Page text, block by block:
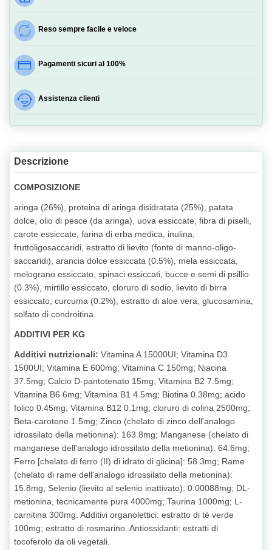
Reso sempre facile e veloce
Pagamenti sicuri al 100%
Assistenza clienti
Descrizione
COMPOSIZIONE
aringa (26%), proteina di aringa disidratata (25%), patata
dolce, olio di pesce (da aringa), uova essiccate, fibra di piselli,
carote essiccate, farina di erba medica, inulina,
fruttoligosaccaridi, estratto di lievito (fonte di manno-oligo-
saccaridi), arancia dolce essiccata (0.5%), mela essiccata,
melograno essiccato, spinaci essiccati, bucce e semi di psillio
(0.3%), mirtillo essiccato, cloruro di sodio, lievito di birra
essiccato, curcuma (0.2%), estratto di aloe vera, glucosamina,
solfato di condroitina.
ADDITIVI PER KG
Additivi nutrizionali: Vitamina A 15000UI; Vitamina D3
1500UI; Vitamina E 600mg; Vitamina C 150mg; Niacina
37.5mg; Calcio D-pantotenato 15mg; Vitamina B2 7.5mg;
Vitamina B6 6mg; Vitamina B1 4.5mg; Biotina 0.38mg; acido
folico 0.45mg; Vitamina B12 0.1mg; cloruro di colina 2500mg;
Beta-carotene 1.5mg; Zinco (chelato di zinco dell'analogo
idrossilato della metionina): 163.8mg; Manganese (chelato di
manganese dell'analogo idrossilato della metionina): 64.6mg;
Ferro [chelato di ferro (II) di idrato di glicina]: 58.3mg; Rame
(chelato di rame dell'analogo idrossilato della metionina):
15.8mg; Selenio (lievito al selenio inattivato): 0.00088mg; DL-
metionina, tecnicamente pura 4000mg; Taurina 1000mg; L-
carnitina 300mg. Additivi organolettici: estratto di tè verde
100mg; estratto di rosmarino. Antiossidanti: estratti di
tocoferolo da oli vegetali.